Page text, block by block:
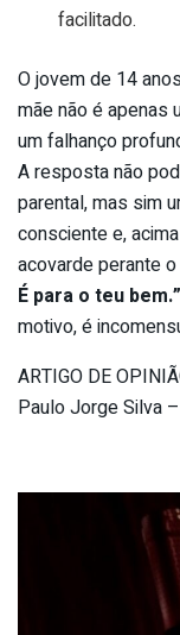
facilitado.
O jovem de 14
mãe não é apenas
um falhanço
A resposta não
parental, mas sim
consciente e,
acovarde perante
É para o teu bem.”
motivo, é
ARTIGO DE
Paulo Jorge Silva